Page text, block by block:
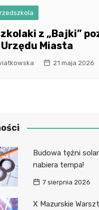
z „Bajki”
Miasta
21 maja 2026
Budowa tężni
nabiera tempa!
7 sierpnia 2026
X Mazurskie